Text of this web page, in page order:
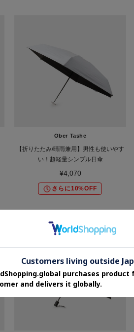
Ober Tashe
【折りたたみ/晴雨兼用】男性も使いやす
い！超軽量シンプル日傘
¥4,070
さらに10%OFF